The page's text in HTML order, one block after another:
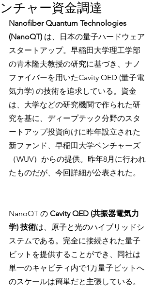
ンチャー資金調達
Nanofiber Quantum Technologies
(NanoQT) は、日本の量子ハードウェア
スタートアップ。早稲田大学理工学部
の青木隆夫教授の研究に基づき、ナノ
ファイバーを用いたCavity QED (量子電
気力学) の技術を追求している。資金
は、大学などの研究機関で作られた研
究を基に、ディープテック分野のスタ
ートアップ投資向けに昨年設立された
新ファンド、早稲田大学ベンチャーズ
（WUV）からの提供。昨年8月に行われ
たものだが、今回詳細が公表された。
NanoQT の Cavity QED (共振器電気力
学) 技術は、原子と光のハイブリッドシ
ステムである。完全に接続された量子
ビットを提供することができ、同社は
単一のキャビティ内で1万量子ビットへ
のスケールは簡単だと主張している。